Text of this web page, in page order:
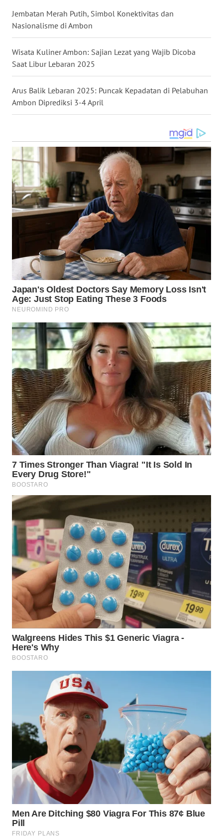
Jembatan Merah Putih, Simbol Konektivitas dan
Nasionalisme di Ambon
Wisata Kuliner Ambon: Sajian Lezat yang Wajib Dicoba
Saat Libur Lebaran 2025
Arus Balik Lebaran 2025: Puncak Kepadatan di Pelabuhan
Ambon Diprediksi 3-4 April
MALUKU
WN
MALUT
WN
DAIRI
DANAU
TOBA
WN
NIAS
WN
WN
TAPANULI
SELATAN
WN
TANJUNG
LESUNG
WN
KARO
WN
SIMALUNGUN
WN
LABUHANBATU
WN
TAPANULI
TENGAH
WN DELI
SERDANG
WN
TEBING
TINGGI
WN
PAKPAK
WN
KARAWANG
WN
WN
TAPANULI
UTARA
SAMOSIR